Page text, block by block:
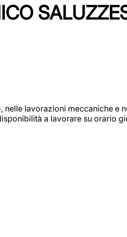
lavorazioni meccaniche e
a lavorare su orario